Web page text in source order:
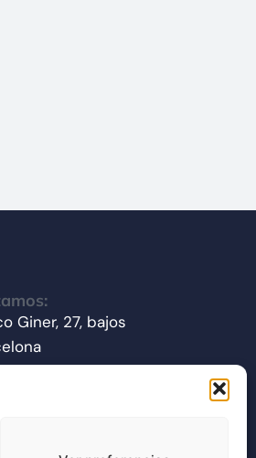
Giner, 27, bajos